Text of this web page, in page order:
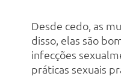
Desde cedo, as
disso, elas são
infecções
práticas sexuais